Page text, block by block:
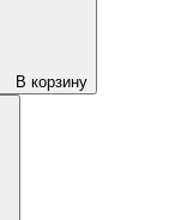
В корзину